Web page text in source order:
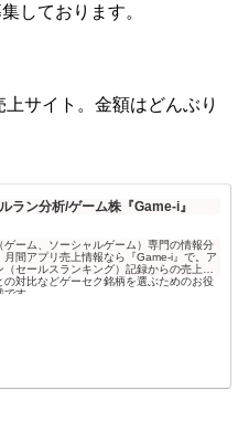
しております。
サイト。金額はどんぶり
ラン分析/ゲーム株『Game-i』
ゲーム、ソーシャルゲーム）専門の情報分
月間アプリ売上情報なら『Game-i』で。ア
（セールスランキング）記録からの売上予
の対比などゲーセク銘柄を選ぶためのお役
す。